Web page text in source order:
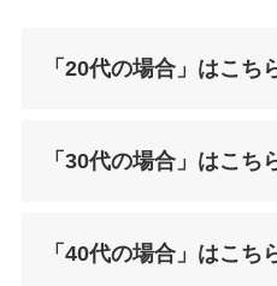
「 20代の場合」 はこち
「30代の場合」 はこち
「40代の場合」はこち